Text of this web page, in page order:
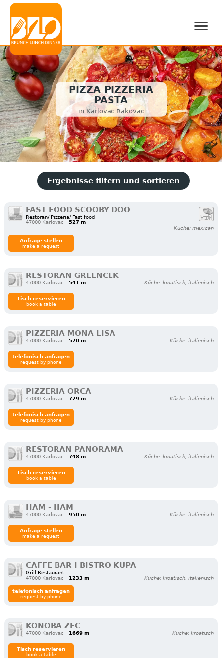
≡
PIZZA PIZZERIA
PASTA
in Karlovac Rakovac
Ergebnisse filtern und sortieren
FAST FOOD SCOOBY DOO
Restoran/ Pizzeria/ Fast food
47000 Karlovac
527 m
Küche: mexican
Anfrage stellen
make a request
RESTORAN GREENCEK
47000 Karlovac 541 m Küche: kroatisch, italienisch
Tisch reservieren
book a table
PIZZERIA MONA LISA
47000 Karlovac 570 m Küche: italienisch
telefonisch anfragen
request by phone
PIZZERIA ORCA
47000 Karlovac 729 m Küche: italienisch
telefonisch anfragen
request by phone
RESTORAN PANORAMA
47000 Karlovac 748 m Küche: kroatisch, italienisch
Tisch reservieren
book a table
HAM - HAM
47000 Karlovac 950 m Küche: italienisch
Anfrage stellen
make a request
CAFFE BAR I BISTRO KUPA
Grill Restaurant
47000 Karlovac
1233 m Küche: kroatisch, italienisch
telefonisch anfragen
request by phone
KONOBA ZEC
47000 Karlovac 1669 m Küche: kroatisch
Tisch reservieren
book a table